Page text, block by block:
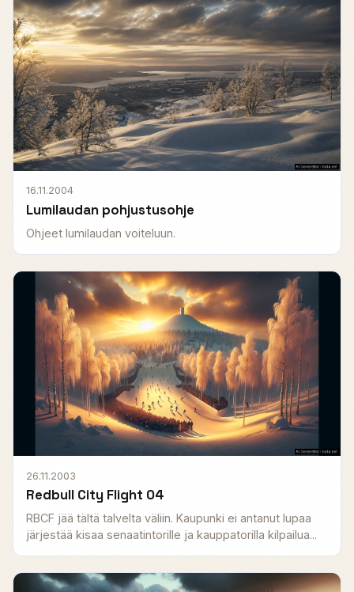
16.11.2004
Lumilaudan pohjustusohje
Ohjeet lumilaudan voiteluun.
26.11.2003
Redbull City Flight 04
RBCF jää tältä talvelta väliin. Kaupunki ei antanut lupaa
järjestää kisaa senaatintorille ja kauppatorilla kilpailua...